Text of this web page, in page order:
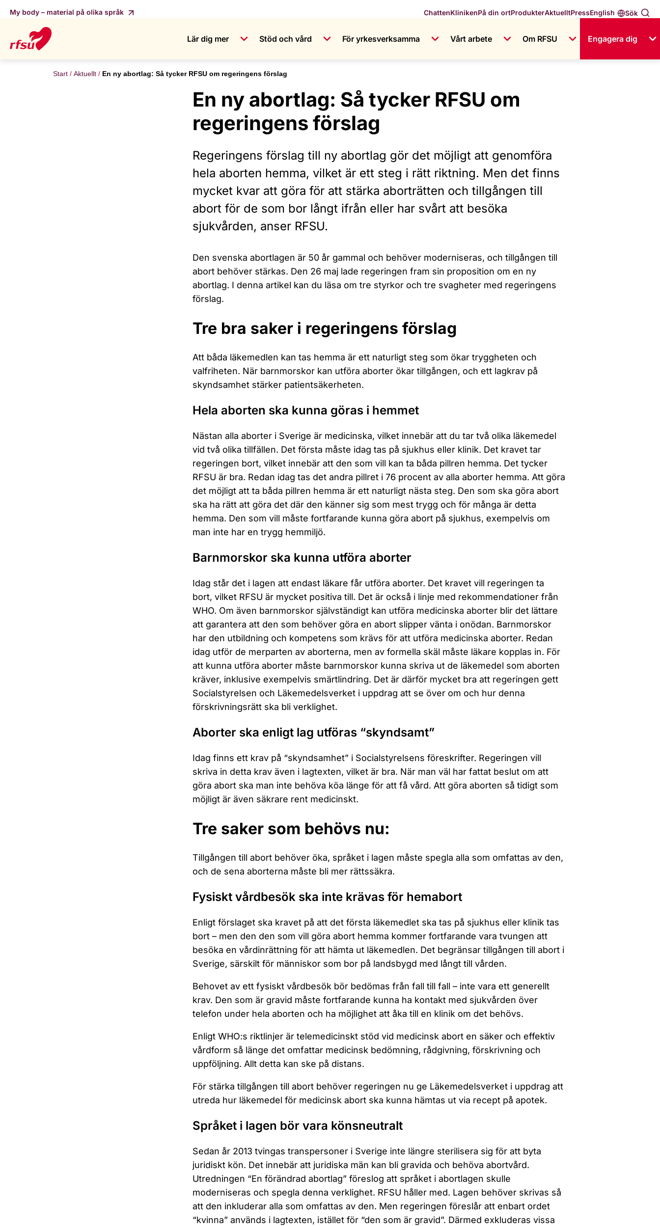
My body – material på olika språk Sök
English
ChattenKlinikenPå din ortProdukterAktuelltPress
Lär dig mer Stöd och vård För yrkesverksamma Vårt arbete Om RFSU Engagera dig
Start Aktuellt En ny abortlag: Så tycker RFSU om regeringens förslag
En ny abortlag: Så tycker RFSU om
regeringens förslag
Regeringens förslag till ny abortlag gör det möjligt att genomföra
hela aborten hemma, vilket är ett steg i rätt riktning. Men det finns
mycket kvar att göra för att stärka aborträtten och tillgången till
abort för de som bor långt ifrån eller har svårt att besöka
sjukvården, anser RFSU.
Den svenska abortlagen är 50 år gammal och behöver moderniseras, och tillgången till
abort behöver stärkas. Den 26 maj lade regeringen fram sin proposition om en ny
abortlag. I denna artikel kan du läsa om tre styrkor och tre svagheter med regeringens
förslag.
Tre bra saker i regeringens förslag
Att båda läkemedlen kan tas hemma är ett naturligt steg som ökar tryggheten och
valfriheten. När barnmorskor kan utföra aborter ökar tillgången, och ett lagkrav på
skyndsamhet stärker patientsäkerheten.
Hela aborten ska kunna göras i hemmet
Nästan alla aborter i Sverige är medicinska, vilket innebär att du tar två olika läkemedel
vid två olika tillfällen. Det första måste idag tas på sjukhus eller klinik. Det kravet tar
regeringen bort, vilket innebär att den som vill kan ta båda pillren hemma. Det tycker
RFSU är bra. Redan idag tas det andra pillret i 76 procent av alla aborter hemma. Att göra
det möjligt att ta båda pillren hemma är ett naturligt nästa steg. Den som ska göra abort
ska ha rätt att göra det där den känner sig som mest trygg och för många är detta
hemma. Den som vill måste fortfarande kunna göra abort på sjukhus, exempelvis om
man inte har en trygg hemmiljö.
Barnmorskor ska kunna utföra aborter
Idag står det i lagen att endast läkare får utföra aborter. Det kravet vill regeringen ta
bort, vilket RFSU är mycket positiva till. Det är också i linje med rekommendationer från
WHO. Om även barnmorskor självständigt kan utföra medicinska aborter blir det lättare
att garantera att den som behöver göra en abort slipper vänta i onödan. Barnmorskor
har den utbildning och kompetens som krävs för att utföra medicinska aborter. Redan
idag utför de merparten av aborterna, men av formella skäl måste läkare kopplas in. För
att kunna utföra aborter måste barnmorskor kunna skriva ut de läkemedel som aborten
kräver, inklusive exempelvis smärtlindring. Det är därför mycket bra att regeringen gett
Socialstyrelsen och Läkemedelsverket i uppdrag att se över om och hur denna
förskrivningsrätt ska bli verklighet.
Aborter ska enligt lag utföras “skyndsamt”
Idag finns ett krav på “skyndsamhet” i Socialstyrelsens föreskrifter. Regeringen vill
skriva in detta krav även i lagtexten, vilket är bra. När man väl har fattat beslut om att
göra abort ska man inte behöva köa länge för att få vård. Att göra aborten så tidigt som
möjligt är även säkrare rent medicinskt.
Tre saker som behövs nu:
Tillgången till abort behöver öka, språket i lagen måste spegla alla som omfattas av den,
och de sena aborterna måste bli mer rättssäkra.
Fysiskt vårdbesök ska inte krävas för hemabort
Enligt förslaget ska kravet på att det första läkemedlet ska tas på sjukhus eller klinik tas
bort – men den den som vill göra abort hemma kommer fortfarande vara tvungen att
besöka en vårdinrättning för att hämta ut läkemedlen. Det begränsar tillgången till abort i
Sverige, särskilt för människor som bor på landsbygd med långt till vården.
Behovet av ett fysiskt vårdbesök bör bedömas från fall till fall – inte vara ett generellt
krav. Den som är gravid måste fortfarande kunna ha kontakt med sjukvården över
telefon under hela aborten och ha möjlighet att åka till en klinik om det behövs.
Enligt WHO:s riktlinjer är telemedicinskt stöd vid medicinsk abort en säker och effektiv
vårdform så länge det omfattar medicinsk bedömning, rådgivning, förskrivning och
uppföljning. Allt detta kan ske på distans.
För stärka tillgången till abort behöver regeringen nu ge Läkemedelsverket i uppdrag att
utreda hur läkemedel för medicinsk abort ska kunna hämtas ut via recept på apotek.
Språket i lagen bör vara könsneutralt
Sedan år 2013 tvingas transpersoner i Sverige inte längre sterilisera sig för att byta
juridiskt kön. Det innebär att juridiska män kan bli gravida och behöva abortvård.
Utredningen “En förändrad abortlag” föreslog att språket i abortlagen skulle
moderniseras och spegla denna verklighet. RFSU håller med. Lagen behöver skrivas så
att den inkluderar alla som omfattas av den. Men regeringen föreslår att enbart ordet
“kvinna” används i lagtexten, istället för “den som är gravid”. Därmed exkluderas vissa